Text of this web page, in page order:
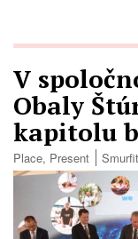
V
Obaly
kapitolu
Place, Present